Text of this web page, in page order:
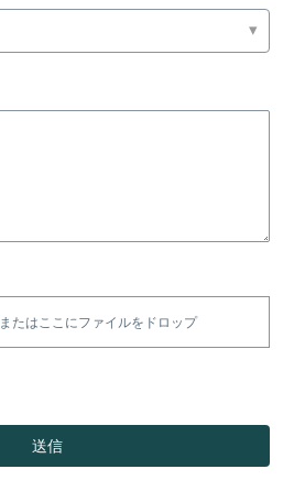
またはここにファイルをドロップ